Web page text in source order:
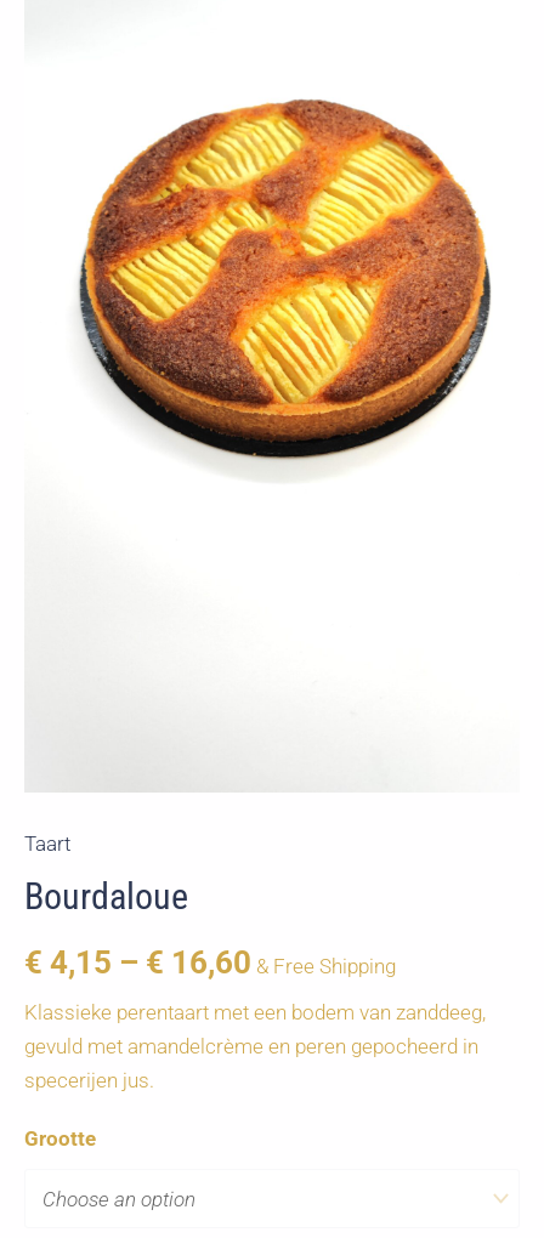
Taart
Bourdaloue
€ 4,15 – € 16,60 & Free Shipping
Klassieke perentaart met een bodem van zanddeeg,
gevuld met amandelcrème en peren gepocheerd in
specerijen jus.
Grootte